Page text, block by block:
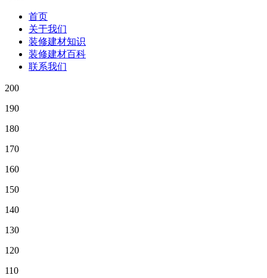
首页
关于我们
装修建材知识
装修建材百科
联系我们
200
190
180
170
160
150
140
130
120
110